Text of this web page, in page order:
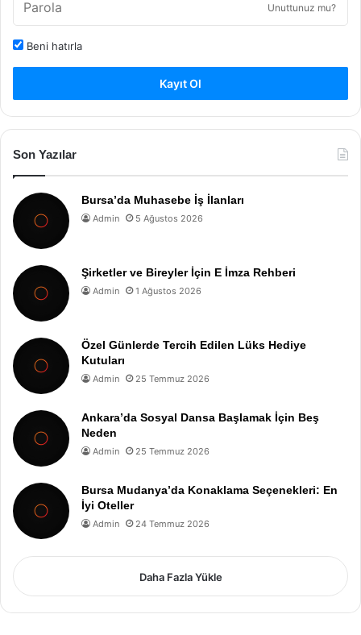
Unuttunuz mu?
Beni hatırla
Kayıt Ol
Son Yazılar
Bursa’da Muhasebe İş İlanları
Admin 5 Ağustos 2026
Şirketler ve Bireyler İçin E İmza Rehberi
Admin 1 Ağustos 2026
Özel Günlerde Tercih Edilen Lüks Hediye
Kutuları
Admin 25 Temmuz 2026
Ankara’da Sosyal Dansa Başlamak İçin Beş
Neden
Admin 25 Temmuz 2026
Bursa Mudanya’da Konaklama Seçenekleri: En
İyi Oteller
Admin 24 Temmuz 2026
Daha Fazla Yükle